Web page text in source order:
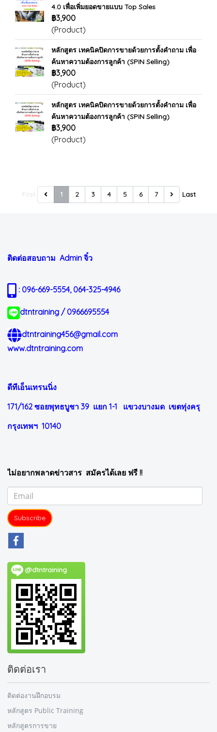
4.0 เพื่อเพิ่มยอดขายแบบ Top Sales
฿3,900
(Product)
หลักสูตร เทคนิคปิดการขายด้วยการตั้งคำถาม เพื่อ
ค้นหาความต้องการลูกค้า (SPIN Selling)
฿3,900
(Product)
หลักสูตร เทคนิคปิดการขายด้วยการตั้งคำถาม เพื่อ
ค้นหาความต้องการลูกค้า (SPIN Selling)
฿3,900
(Product)
1 2 3 4 5 6 7 Last
ติดต่อสอบถาม Admin จิ๋ว
: 096-669-5554, 064-325-4946
dtntraining / 0966695554
dtntraining456@gmail.com
www.dtntraining.com
ดีทีเอ็นเทรนนิ่ง
171/162 ซอยพุทธบูชา 39 แยก 1-1 แขวงบางมด เขตทุ่งครุ
กรุงเทพฯ 10140
ไม่อยากพลาดข่าวสาร สมัครได้เลย ฟรี !!
Subscribe
@dtntraining
ติดต่อเรา
ติดต่องานฝึกอบรม
หลักสูตร Public Training
หลักสูตรการขาย